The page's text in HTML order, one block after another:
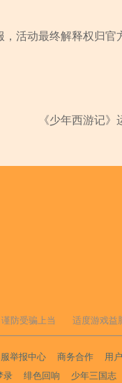
，活动最终解释权归官
《少年西游记》
谨防受骗上当 适度游戏益
举报中心 商务合作
用
录 绯色回响 少年三国志